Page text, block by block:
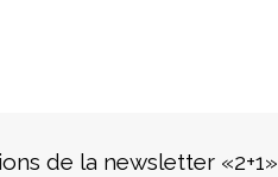
de la newsletter